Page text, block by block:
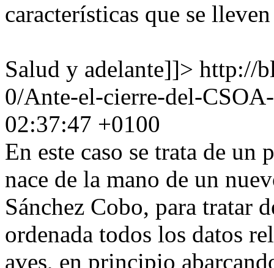
características que se
Salud y adelante]]> http://
0/Ante-el-cierre-del-
02:37:47 +0100
En este caso se trata de
nace de la mano de un
Sánchez Cobo, para tratar
ordenada todos los datos
aves, en principio